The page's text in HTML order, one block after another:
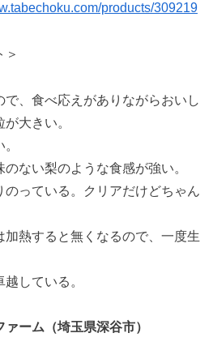
products/309219
＞
で、食べ応えがありながらおいし
大きい。
のない梨のような食感が強い。
のっている。クリアだけどちゃん
加熱すると無くなるので、一度生
している。
ーム（埼玉県深谷市）